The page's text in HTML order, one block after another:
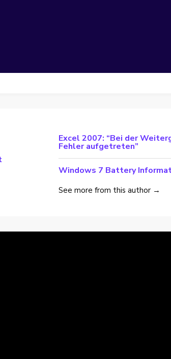
Excel 2007: “Bei der
Fehler aufgetreten”
Windows 7 Battery
See more from this author →